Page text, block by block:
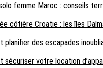
femme Maroc : conseils
côtière Croatie : les îles
planifier des escapades
sécuriser votre location